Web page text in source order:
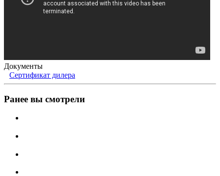
Документы
Сертификат дилера
Ранее вы смотрели